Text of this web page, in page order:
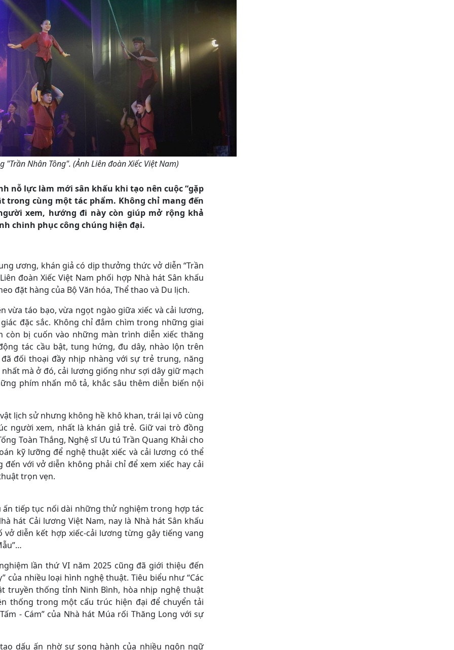
Nhân Tông". (Ảnh Liên đoàn Xiếc Việt Nam)
nỗ lực làm mới sân khấu khi tạo nên cuộc “gặp
trong cùng một tác phẩm. Không chỉ mang đến
xem, hướng đi này còn giúp mở rộng khả
chinh phục công chúng hiện đại.
ương, khán giả có dịp thưởng thức vở diễn “Trần
đoàn Xiếc Việt Nam phối hợp Nhà hát Sân khấu
đặt hàng của Bộ Văn hóa, Thể thao và Du lịch.
vừa táo bạo, vừa ngọt ngào giữa xiếc và cải lương,
đặc sắc. Không chỉ đắm chìm trong những giai
còn bị cuốn vào những màn trình diễn xiếc thăng
tác cầu bật, tung hứng, đu dây, nhào lộn trên
đối thoại đầy nhịp nhàng với sự trẻ trung, năng
mà ở đó, cải lương giống như sợi dây giữ mạch
phím nhấn mô tả, khắc sâu thêm diễn biến nội
lịch sử nhưng không hề khô khan, trái lại vô cùng
người xem, nhất là khán giả trẻ. Giữ vai trò đồng
Toàn Thắng, Nghệ sĩ Ưu tú Trần Quang Khải cho
kỹ lưỡng để nghệ thuật xiếc và cải lương có thể
với vở diễn không phải chỉ để xem xiếc hay cải
trọn vẹn.
ấn tiếp tục nối dài những thử nghiệm trong hợp tác
hát Cải lương Việt Nam, nay là Nhà hát Sân khấu
diễn kết hợp xiếc-cải lương từng gây tiếng vang
lần thứ VI năm 2025 cũng đã giới thiệu đến
của nhiều loại hình nghệ thuật. Tiêu biểu như “Các
truyền thống tỉnh Ninh Bình, hòa nhịp nghệ thuật
thống trong một cấu trúc hiện đại để chuyển tải
- Cám” của Nhà hát Múa rối Thăng Long với sự
dấu ấn nhờ sự song hành của nhiều ngôn ngữ